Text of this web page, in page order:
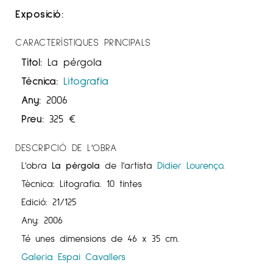
Exposició:
CARACTERÍSTIQUES PRINCIPALS
Títol: La pérgola
Tècnica: Litografia
Any: 2006
Preu: 325 €
DESCRIPCIÓ DE L'OBRA
L'obra La pérgola de l'artista Didier Lourenço.
Tècnica: Litografia. 10 tintes
Edició: 21/125
Any: 2006
Té unes dimensions de 46 x 35 cm.
Galeria Espai Cavallers